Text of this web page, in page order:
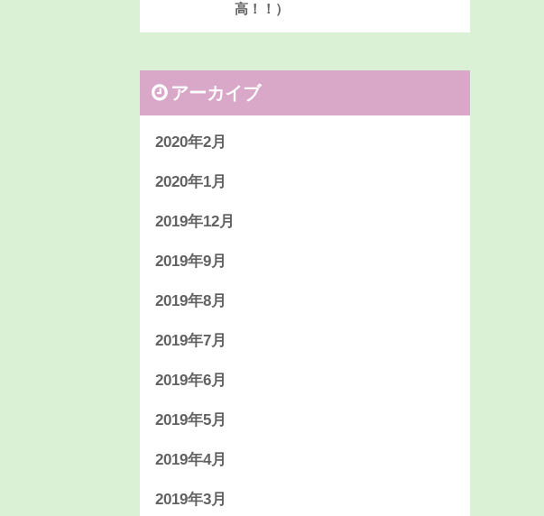
高！！）
アーカイブ
2020年2月
2020年1月
2019年12月
2019年9月
2019年8月
2019年7月
2019年6月
2019年5月
2019年4月
2019年3月